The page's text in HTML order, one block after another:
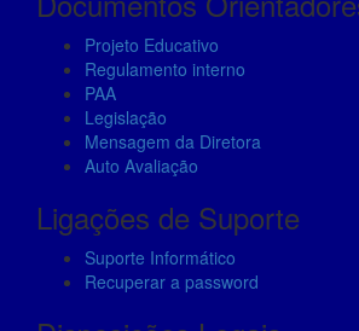
Projeto Educativo
Regulamento interno
PAA
Legislação
Mensagem da Diretora
Auto Avaliação
Ligações de Suporte
Suporte Informático
Recuperar a password
based on
how the
website is
Experience
our website
to perform
as well as
possible